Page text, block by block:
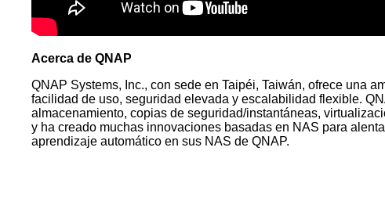
Acerca de QNAP
QNAP Systems, Inc., con sede en Taipéi, Taiwán, ofrece una
facilidad de uso, seguridad elevada y escalabilidad flexible.
almacenamiento, copias de seguridad/instantáneas,
y ha creado muchas innovaciones basadas en NAS para
aprendizaje automático en sus NAS de QNAP.